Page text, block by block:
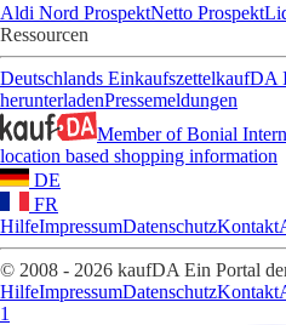
Aldi Nord ProspektNetto Prospekt
Ressourcen
Deutschlands EinkaufszettelkaufDA
herunterladenPressemeldungen
Member of Bonial
location based shopping information
DE
FR
HilfeImpressumDatenschutzKontakt
© 2008 - 2026 kaufDA Ein Portal
HilfeImpressumDatenschutzKontakt
1